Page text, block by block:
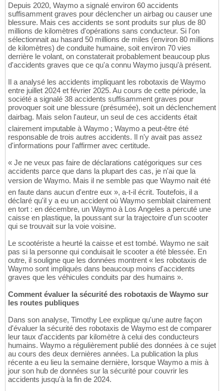
Depuis 2020, Waymo a signalé environ 60 accidents
suffisamment graves pour déclencher un airbag ou causer une
blessure. Mais ces accidents se sont produits sur plus de 80
millions de kilomètres d'opérations sans conducteur. Si l'on
sélectionnait au hasard 50 millions de miles (environ 80 millions
de kilomètres) de conduite humaine, soit environ 70 vies
derrière le volant, on constaterait probablement beaucoup plus
d'accidents graves que ce qu'a connu Waymo jusqu'à présent.
Il a analysé les accidents impliquant les robotaxis de Waymo
entre juillet 2024 et février 2025. Au cours de cette période, la
société a signalé 38 accidents suffisamment graves pour
provoquer soit une blessure (présumée), soit un déclenchement
dairbag. Mais selon l'auteur, un seul de ces accidents était
clairement imputable à Waymo ; Waymo a peut-être été
responsable de trois autres accidents. Il n'y avait pas assez
d'informations pour l'affirmer avec certitude.
« Je ne veux pas faire de déclarations catégoriques sur ces
accidents parce que dans la plupart des cas, je n'ai que la
version de Waymo. Mais il ne semble pas que Waymo nait été
en faute dans aucun d'entre eux », a-t-il écrit. Toutefois, il a
déclaré qu'il y a eu un accident où Waymo semblait clairement
en tort : en décembre, un Waymo à Los Angeles a percuté une
caisse en plastique, la poussant sur la trajectoire d'un scooter
qui se trouvait sur la voie voisine.
Le scootériste a heurté la caisse et est tombé. Waymo ne sait
pas si la personne qui conduisait le scooter a été blessée. En
outre, il souligne que les données montrent « les robotaxis de
Waymo sont impliqués dans beaucoup moins d'accidents
graves que les véhicules conduits par des humains ».
Comment évaluer la sécurité des robotaxis de Waymo sur
les routes publiques
Dans son analyse, Timothy Lee explique qu'une autre façon
d'évaluer la sécurité des robotaxis de Waymo est de comparer
leur taux d'accidents par kilomètre à celui des conducteurs
humains. Waymo a régulièrement publié des données à ce sujet
au cours des deux dernières années. La publication la plus
récente a eu lieu la semaine dernière, lorsque Waymo a mis à
jour son hub de données sur la sécurité pour couvrir les
accidents jusqu'à la fin de 2024.